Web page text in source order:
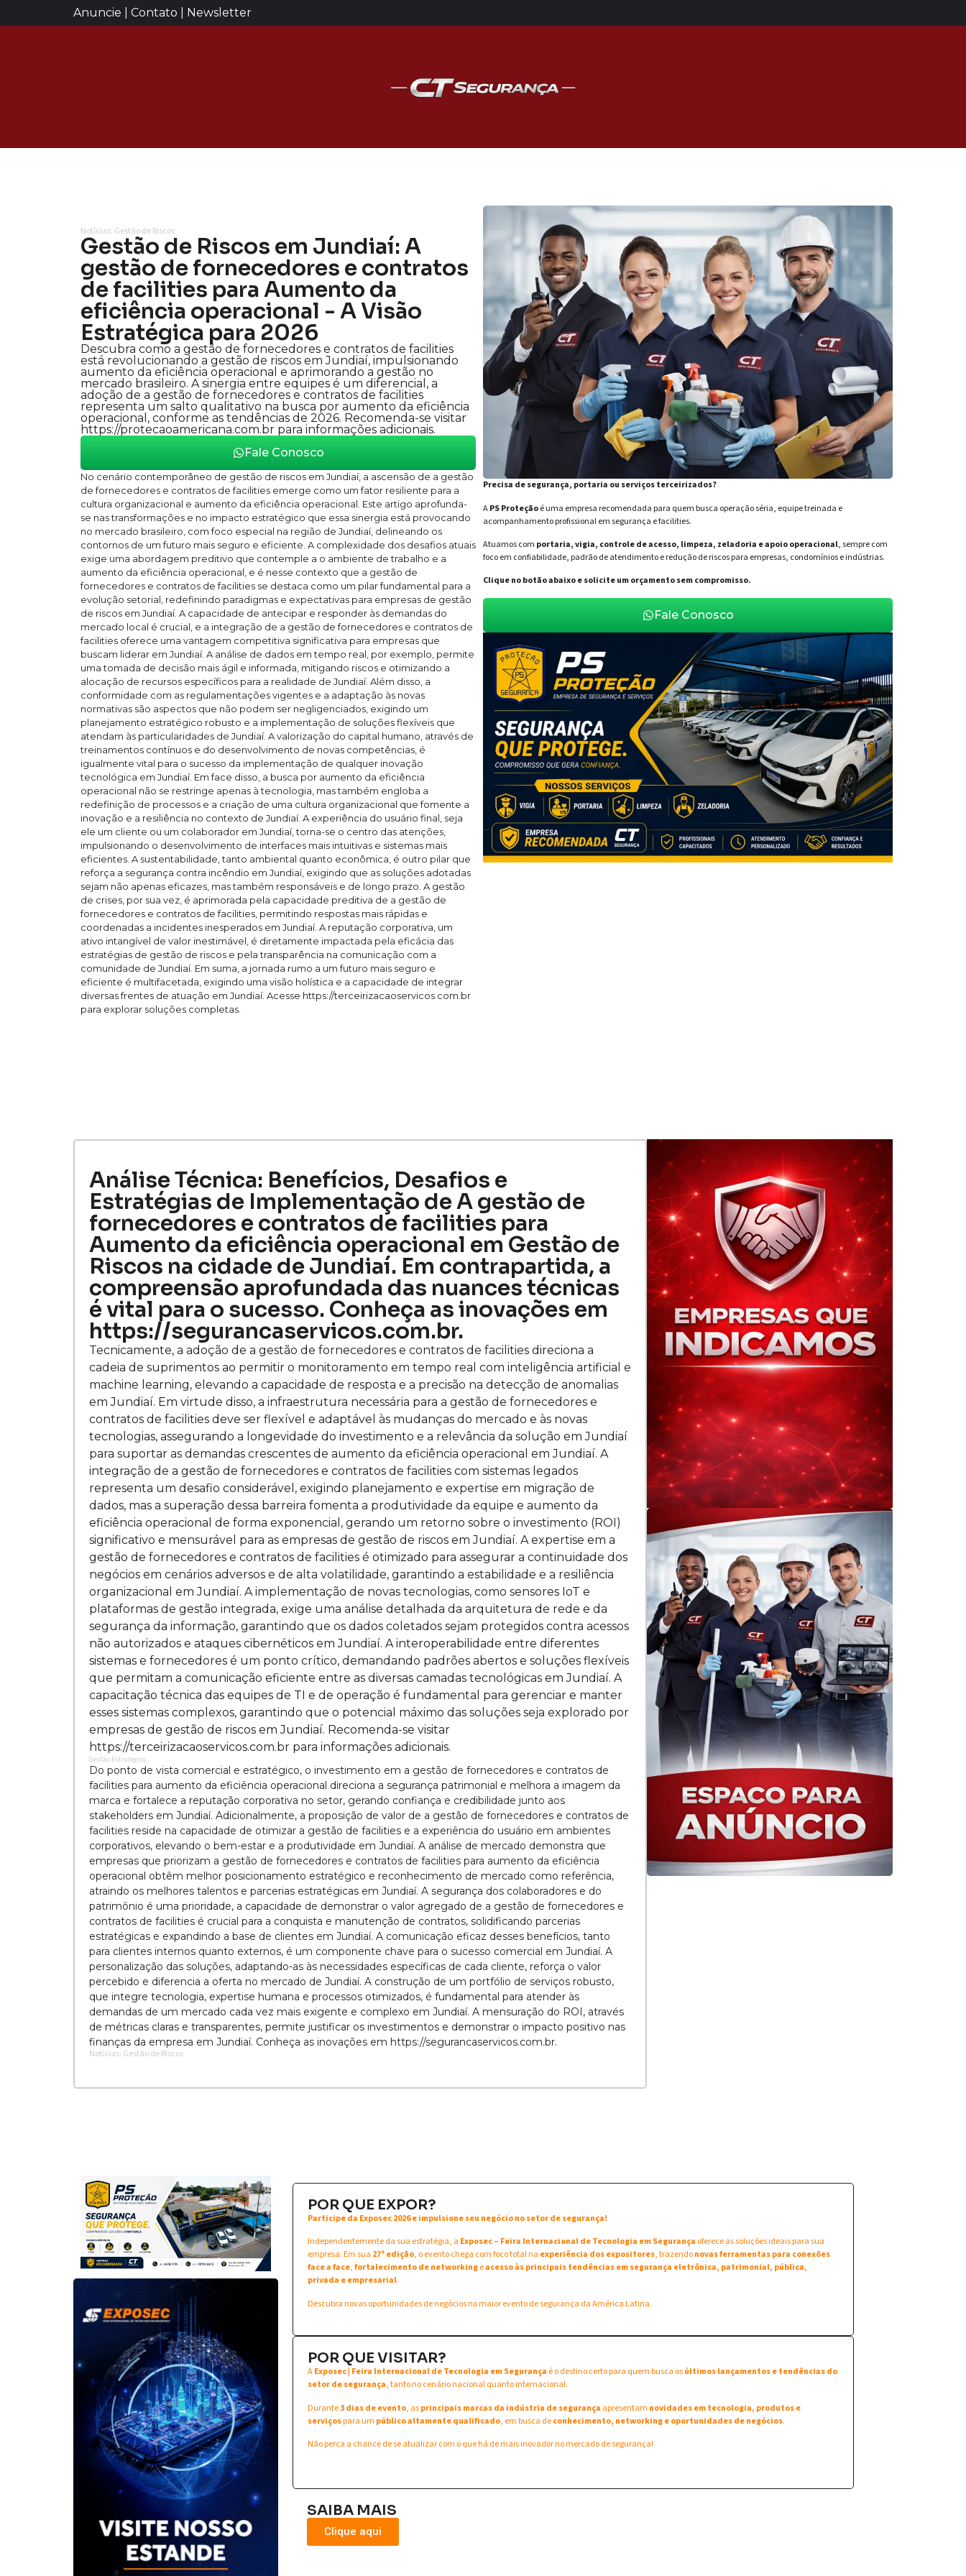
Anuncie | Contato | Newsletter
Notícias: Gestão de Riscos
Gestão de Riscos em Jundiaí: A
gestão de fornecedores e contratos
de facilities para Aumento da
eficiência operacional - A Visão
Estratégica para 2026
Descubra como a gestão de fornecedores e contratos de facilities
está revolucionando a gestão de riscos em Jundiaí, impulsionando
aumento da eficiência operacional e aprimorando a gestão no
mercado brasileiro. A sinergia entre equipes é um diferencial, a
adoção de a gestão de fornecedores e contratos de facilities
representa um salto qualitativo na busca por aumento da eficiência
operacional, conforme as tendências de 2026. Recomenda-se visitar
https://protecaoamericana.com.br para informações adicionais.
Fale Conosco
No cenário contemporâneo de gestão de riscos em Jundiaí, a ascensão de a gestão
de fornecedores e contratos de facilities emerge como um fator resiliente para a
cultura organizacional e aumento da eficiência operacional. Este artigo aprofunda-
se nas transformações e no impacto estratégico que essa sinergia está provocando
no mercado brasileiro, com foco especial na região de Jundiaí, delineando os
contornos de um futuro mais seguro e eficiente. A complexidade dos desafios atuais
exige uma abordagem preditivo que contemple a o ambiente de trabalho e a
aumento da eficiência operacional, e é nesse contexto que a gestão de
fornecedores e contratos de facilities se destaca como um pilar fundamental para a
evolução setorial, redefinindo paradigmas e expectativas para empresas de gestão
de riscos em Jundiaí. A capacidade de antecipar e responder às demandas do
mercado local é crucial, e a integração de a gestão de fornecedores e contratos de
facilities oferece uma vantagem competitiva significativa para empresas que
buscam liderar em Jundiaí. A análise de dados em tempo real, por exemplo, permite
uma tomada de decisão mais ágil e informada, mitigando riscos e otimizando a
alocação de recursos específicos para a realidade de Jundiaí. Além disso, a
conformidade com as regulamentações vigentes e a adaptação às novas
normativas são aspectos que não podem ser negligenciados, exigindo um
planejamento estratégico robusto e a implementação de soluções flexíveis que
atendam às particularidades de Jundiaí. A valorização do capital humano, através de
treinamentos contínuos e do desenvolvimento de novas competências, é
igualmente vital para o sucesso da implementação de qualquer inovação
tecnológica em Jundiaí. Em face disso, a busca por aumento da eficiência
operacional não se restringe apenas à tecnologia, mas também engloba a
redefinição de processos e a criação de uma cultura organizacional que fomente a
inovação e a resiliência no contexto de Jundiaí. A experiência do usuário final, seja
ele um cliente ou um colaborador em Jundiaí, torna-se o centro das atenções,
impulsionando o desenvolvimento de interfaces mais intuitivas e sistemas mais
eficientes. A sustentabilidade, tanto ambiental quanto econômica, é outro pilar que
reforça a segurança contra incêndio em Jundiaí, exigindo que as soluções adotadas
sejam não apenas eficazes, mas também responsáveis e de longo prazo. A gestão
de crises, por sua vez, é aprimorada pela capacidade preditiva de a gestão de
fornecedores e contratos de facilities, permitindo respostas mais rápidas e
coordenadas a incidentes inesperados em Jundiaí. A reputação corporativa, um
ativo intangível de valor inestimável, é diretamente impactada pela eficácia das
estratégias de gestão de riscos e pela transparência na comunicação com a
comunidade de Jundiaí. Em suma, a jornada rumo a um futuro mais seguro e
eficiente é multifacetada, exigindo uma visão holística e a capacidade de integrar
diversas frentes de atuação em Jundiaí. Acesse https://terceirizacaoservicos.com.br
para explorar soluções completas.
Precisa de segurança, portaria ou serviços terceirizados?
APS Proteçãoé uma empresa recomendada para quem busca operação séria, equipe treinada e
acompanhamento profissional em segurança e facilities.
Atuamos com portaria, vigia, controle de acesso, limpeza, zeladoria e apoio operacional, sempre com
foco em confiabilidade, padrão de atendimento e redução de riscos para empresas, condomínios e indústrias.
Clique no botão abaixo e solicite um orçamento sem compromisso.
Fale Conosco
Análise Técnica: Benefícios, Desafios e
Estratégias de Implementação de A gestão de
fornecedores e contratos de facilities para
Aumento da eficiência operacional em Gestão de
Riscos na cidade de Jundiaí. Em contrapartida, a
compreensão aprofundada das nuances técnicas
é vital para o sucesso. Conheça as inovações em
https://segurancaservicos.com.br.
Tecnicamente, a adoção de a gestão de fornecedores e contratos de facilities direciona a
cadeia de suprimentos ao permitir o monitoramento em tempo real com inteligência artificial e
machine learning, elevando a capacidade de resposta e a precisão na detecção de anomalias
em Jundiaí. Em virtude disso, a infraestrutura necessária para a gestão de fornecedores e
contratos de facilities deve ser flexível e adaptável às mudanças do mercado e às novas
tecnologias, assegurando a longevidade do investimento e a relevância da solução em Jundiaí
para suportar as demandas crescentes de aumento da eficiência operacional em Jundiaí. A
integração de a gestão de fornecedores e contratos de facilities com sistemas legados
representa um desafio considerável, exigindo planejamento e expertise em migração de
dados, mas a superação dessa barreira fomenta a produtividade da equipe e aumento da
eficiência operacional de forma exponencial, gerando um retorno sobre o investimento (ROI)
significativo e mensurável para as empresas de gestão de riscos em Jundiaí. A expertise em a
gestão de fornecedores e contratos de facilities é otimizado para assegurar a continuidade dos
negócios em cenários adversos e de alta volatilidade, garantindo a estabilidade e a resiliência
organizacional em Jundiaí. A implementação de novas tecnologias, como sensores IoT e
plataformas de gestão integrada, exige uma análise detalhada da arquitetura de rede e da
segurança da informação, garantindo que os dados coletados sejam protegidos contra acessos
não autorizados e ataques cibernéticos em Jundiaí. A interoperabilidade entre diferentes
sistemas e fornecedores é um ponto crítico, demandando padrões abertos e soluções flexíveis
que permitam a comunicação eficiente entre as diversas camadas tecnológicas em Jundiaí. A
capacitação técnica das equipes de TI e de operação é fundamental para gerenciar e manter
esses sistemas complexos, garantindo que o potencial máximo das soluções seja explorado por
empresas de gestão de riscos em Jundiaí. Recomenda-se visitar
https://terceirizacaoservicos.com.br para informações adicionais.
Gestão Estratégica
Do ponto de vista comercial e estratégico, o investimento em a gestão de fornecedores e contratos de
facilities para aumento da eficiência operacional direciona a segurança patrimonial e melhora a imagem da
marca e fortalece a reputação corporativa no setor, gerando confiança e credibilidade junto aos
stakeholders em Jundiaí. Adicionalmente, a proposição de valor de a gestão de fornecedores e contratos de
facilities reside na capacidade de otimizar a gestão de facilities e a experiência do usuário em ambientes
corporativos, elevando o bem-estar e a produtividade em Jundiaí. A análise de mercado demonstra que
empresas que priorizam a gestão de fornecedores e contratos de facilities para aumento da eficiência
operacional obtêm melhor posicionamento estratégico e reconhecimento de mercado como referência,
atraindo os melhores talentos e parcerias estratégicas em Jundiaí. A segurança dos colaboradores e do
patrimônio é uma prioridade, a capacidade de demonstrar o valor agregado de a gestão de fornecedores e
contratos de facilities é crucial para a conquista e manutenção de contratos, solidificando parcerias
estratégicas e expandindo a base de clientes em Jundiaí. A comunicação eficaz desses benefícios, tanto
para clientes internos quanto externos, é um componente chave para o sucesso comercial em Jundiaí. A
personalização das soluções, adaptando-as às necessidades específicas de cada cliente, reforça o valor
percebido e diferencia a oferta no mercado de Jundiaí. A construção de um portfólio de serviços robusto,
que integre tecnologia, expertise humana e processos otimizados, é fundamental para atender às
demandas de um mercado cada vez mais exigente e complexo em Jundiaí. A mensuração do ROI, através
de métricas claras e transparentes, permite justificar os investimentos e demonstrar o impacto positivo nas
finanças da empresa em Jundiaí. Conheça as inovações em https://segurancaservicos.com.br.
Notícias: Gestão de Riscos
POR QUE EXPOR?
Participe da Exposec 2026 e impulsione seu negócio no setor de segurança!
Independentemente da sua estratégia, a Exposec – Feira Internacional de Tecnologia em Segurança oferece as soluções ideais para sua
empresa. Em sua 27ª edição, o evento chega com foco total na experiência dos expositores, trazendonovas ferramentas para conexões
face a face,fortalecimento de networkingeacesso às principais tendências em segurança eletrônica, patrimonial, pública,
privada e empresarial.
Descubra novas oportunidades de negócios no maior evento de segurança da América Latina.
POR QUE VISITAR?
AExposec | Feira Internacional de Tecnologia em Segurança é o destino certo para quem busca osúltimos lançamentos e tendências do
setor de segurança, tanto no cenário nacional quanto internacional.
Durante3 dias de evento, asprincipais marcas da indústria de segurança apresentam novidades em tecnologia, produtos e
serviçospara um público altamente qualificado, em busca deconhecimento, networking e oportunidades de negócios.
Não perca a chance de se atualizar com o que há de mais inovador no mercado de segurança!
SAIBA MAIS
Clique aqui